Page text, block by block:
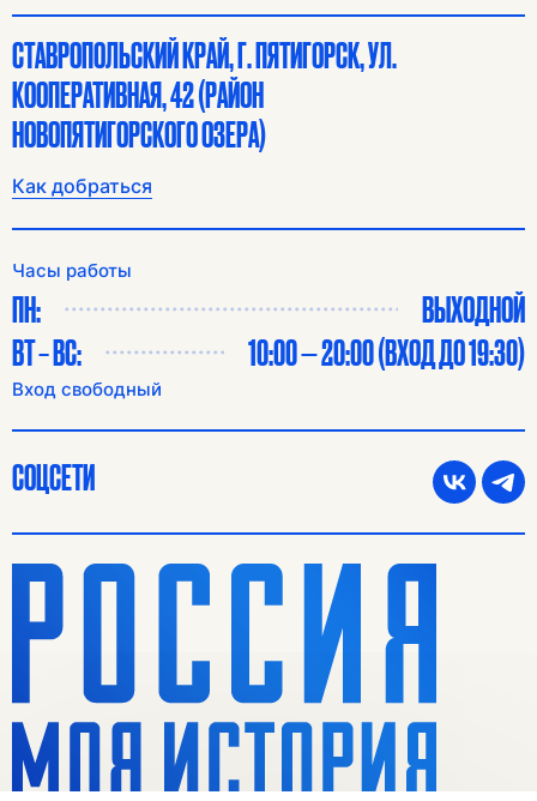
СТАВРОПОЛЬСКИЙ КРАЙ, Г. ПЯТИГОРСК, УЛ.
КООПЕРАТИВНАЯ, 42 (РАЙОН
НОВОПЯТИГОРСКОГО ОЗЕРА)
Как добраться
Часы работы
ПН:
ВЫХОДНОЙ
ВТ – ВС:
10:00 — 20:00 (ВХОД ДО 19:30)
Вход свободный
СОЦСЕТИ